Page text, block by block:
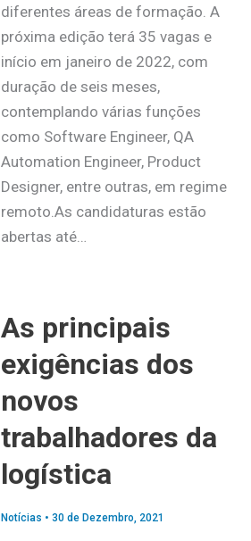
diferentes áreas de formação. A
próxima edição terá 35 vagas e
início em janeiro de 2022, com
duração de seis meses,
contemplando várias funções
como Software Engineer, QA
Automation Engineer, Product
Designer, entre outras, em regime
remoto.As candidaturas estão
abertas até…
As principais
exigências dos
novos
trabalhadores da
logística
Notícias • 30 de Dezembro, 2021